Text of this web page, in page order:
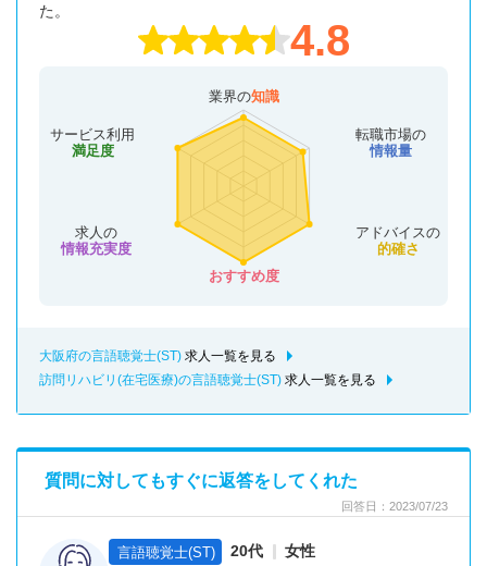
た。
4.8
業界の知識
転職市場の
情報量
アドバイスの
的確さ
おすすめ度
サービス利用
満足度
求人の
情報充実度
大阪府の言語聴覚士(ST) 求人一覧を見る
訪問リハビリ(在宅医療)の言語聴覚士(ST) 求人一覧を見る
回答日：2023/07/23
質問に対してもすぐに返答をしてくれた
言語聴覚士(ST) 20代
女性